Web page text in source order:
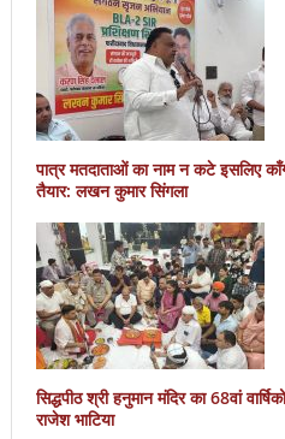
पात्र मतदाताओं का नाम न कटे इसलिए
तैयार: लखन कुमार सिंगला
सिद्धपीठ श्री हनुमान मंदिर का 68वां
राजेश भाटिया